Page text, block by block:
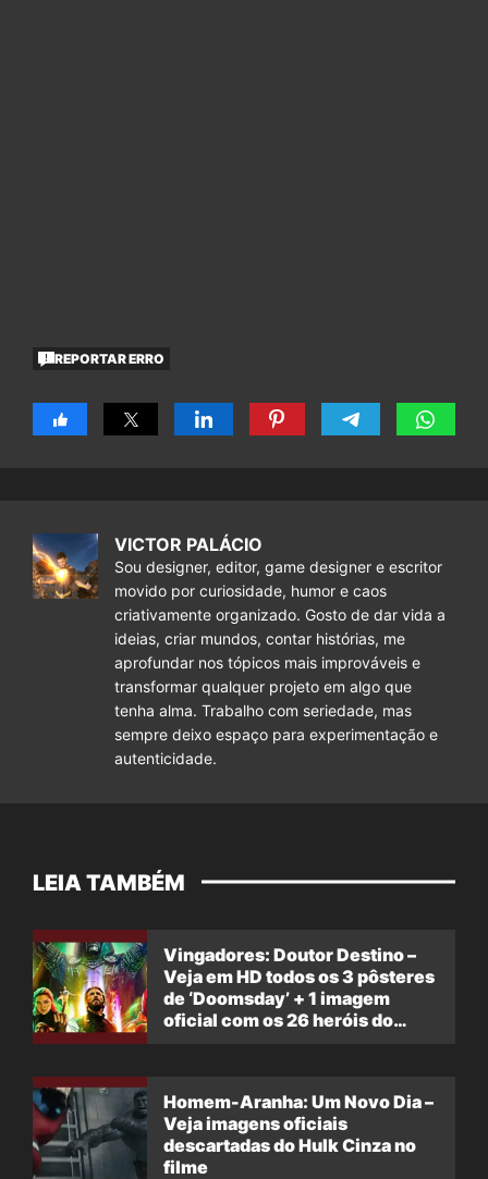
REPORTAR ERRO
VICTOR PALÁCIO
Sou designer, editor, game designer e escritor
movido por curiosidade, humor e caos
criativamente organizado. Gosto de dar vida a
ideias, criar mundos, contar histórias, me
aprofundar nos tópicos mais improváveis e
transformar qualquer projeto em algo que
tenha alma. Trabalho com seriedade, mas
sempre deixo espaço para experimentação e
autenticidade.
LEIA TAMBÉM
Vingadores: Doutor Destino –
Veja em HD todos os 3 pôsteres
de ‘Doomsday’ + 1 imagem
oficial com os 26 heróis do
Homem-Aranha: Um Novo Dia –
Veja imagens oficiais
descartadas do Hulk Cinza no
filme